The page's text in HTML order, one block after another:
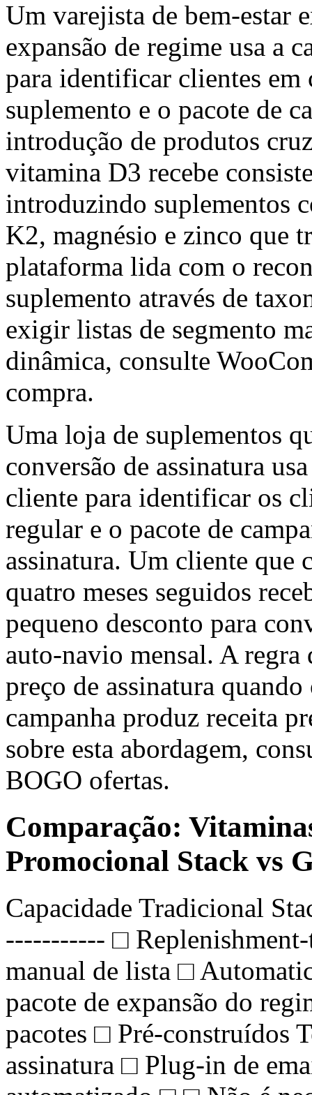
Um varejista de bem-estar
expansão de regime usa a
para identificar clientes em
suplemento e o pacote de
introdução de produtos
vitamina D3 recebe
introduzindo suplementos
K2, magnésio e zinco que
plataforma lida com o
suplemento através de
exigir listas de segmento
dinâmica, consulte
compra.
Uma loja de suplementos
conversão de assinatura
cliente para identificar os
regular e o pacote de
assinatura. Um cliente que
quatro meses seguidos
pequeno desconto para
auto-navio mensal. A
preço de assinatura
campanha produz receita
sobre esta abordagem,
BOGO ofertas.
Comparação:
Promocional Stack vs
Capacidade Tradicional
----------- □
manual de lista □
pacote de expansão do
pacotes □ Pré-construídos
assinatura □ Plug-in de